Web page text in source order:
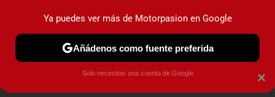
PRUEBAS COCHES ELÉCTRICOS OBSERVATORIO
×
Ya puedes ver más de Motorpasion en Google
Añádenos como fuente preferida
Solo necesitas una cuenta de Google